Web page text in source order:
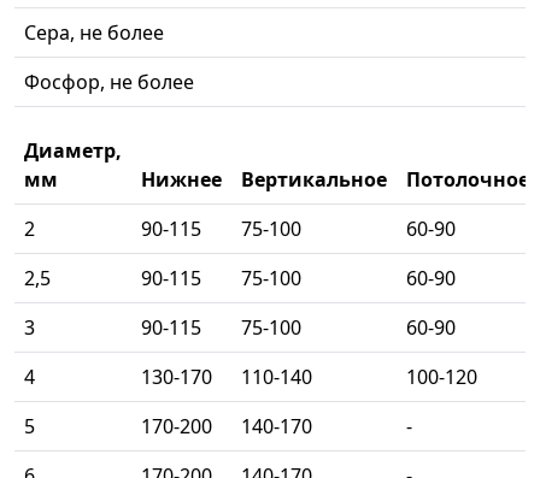
Сера, не более
Фосфор, не более
Диаметр,
мм
Нижнее Вертикальное
Потолочное
2
90-115 75-100
60-90
2,5
90-115 75-100
60-90
3
90-115 75-100
60-90
4
130-170 110-140
100-120
5
170-200 140-170
-